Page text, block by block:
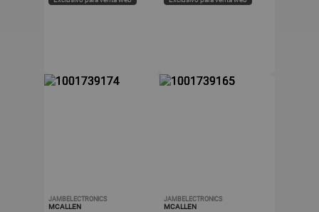
JAMBELECTRONICS
MCALLEN
JAMBELECTRONICS
MCALLEN